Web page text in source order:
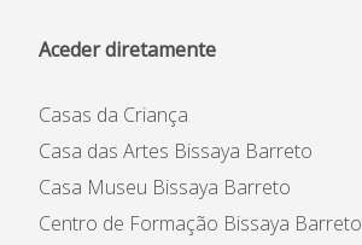
Aceder diretamente
Casas da Criança
Casa das Artes Bissaya Barreto
Casa Museu Bissaya Barreto
Centro de Formação Bissaya Barreto